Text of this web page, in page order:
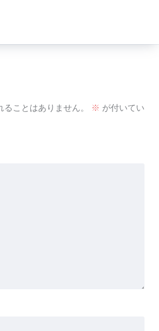
ことはありません。 ※ が付いてい